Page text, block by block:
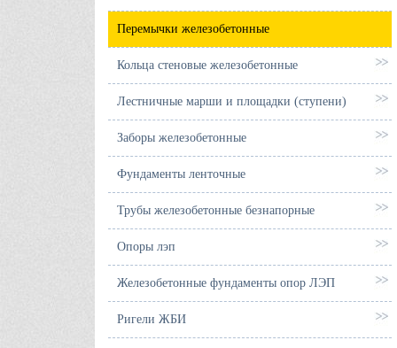
Перемычки железобетонные
Кольца стеновые железобетонные
Лестничные марши и площадки (ступени)
Заборы железобетонные
Фундаменты ленточные
Трубы железобетонные безнапорные
Опоры лэп
Железобетонные фундаменты опор ЛЭП
Ригели ЖБИ